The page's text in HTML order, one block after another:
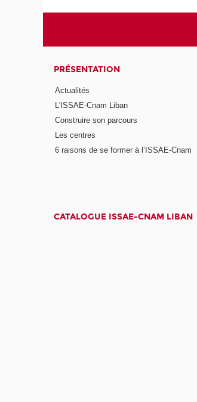
PRÉSENTATION
Actualités
L'ISSAE-Cnam Liban
Construire son parcours
Les centres
6 raisons de se former à l’ISSAE-Cnam
CATALOGUE ISSAE-CNAM LIBAN